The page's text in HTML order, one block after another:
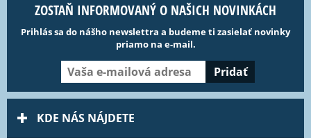
ZOSTAŇ INFORMOVANÝ O NAŠICH NOVINKÁCH
Prihlás sa do nášho newslettra a budeme ti zasielať novinky
priamo na e-mail.
KDE NÁS NÁJDETE